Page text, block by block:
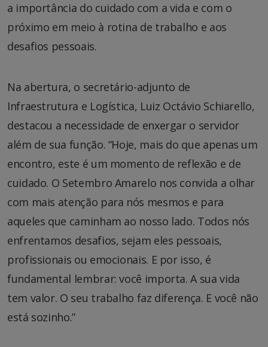
a importância do cuidado com a vida e com o
próximo em meio à rotina de trabalho e aos
desafios pessoais.
Na abertura, o secretário-adjunto de
Infraestrutura e Logística, Luiz Octávio Schiarello,
destacou a necessidade de enxergar o servidor
além de sua função. “Hoje, mais do que apenas um
encontro, este é um momento de reflexão e de
cuidado. O Setembro Amarelo nos convida a olhar
com mais atenção para nós mesmos e para
aqueles que caminham ao nosso lado. Todos nós
enfrentamos desafios, sejam eles pessoais,
profissionais ou emocionais. E por isso, é
fundamental lembrar: você importa. A sua vida
tem valor. O seu trabalho faz diferença. E você não
está sozinho.”